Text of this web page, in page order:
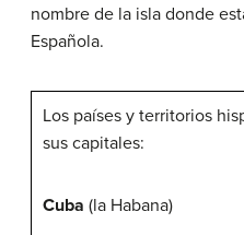
nombre de la isla donde
Española.
Los países y territorios
sus capitales:
Cuba (la Habana)